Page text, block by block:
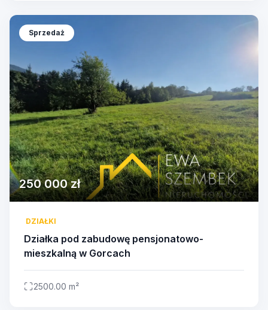
Sprzedaż
250 000 zł
DZIAŁKI
Działka pod zabudowę pensjonatowo-
mieszkalną w Gorcach
2500.00 m²